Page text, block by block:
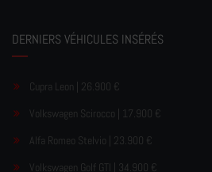
DERNIERS VÉHICULES INSÉRÉS
Cupra Leon | 26.900 €
Volkswagen Scirocco | 17.900 €
Alfa Romeo Stelvio | 23.900 €
Volkswagen Golf GTI | 34.900 €